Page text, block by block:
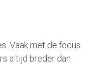
Vaak met de focus
altijd breder dan